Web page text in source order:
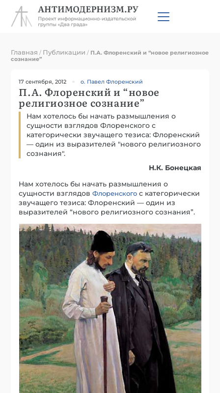
Главная / Публикации / П.А. Флоренский и “новое религиозное
сознание”
17 сентября, 2012 о. Павел Флоренский
П.А. Флоренский и “новое
религиозное сознание”
Нам хотелось бы начать размышления о
сущности взглядов Флоренского с
категорически звучащего тезиса: Флоренский
— один из выразителей "нового религиозного
сознания".
Н.К. Бонецкая
Нам хотелось бы начать размышления о
сущности взглядовФлоренского с категорически
звучащего тезиса: Флоренский — один из
выразителей “нового религиозного сознания”.